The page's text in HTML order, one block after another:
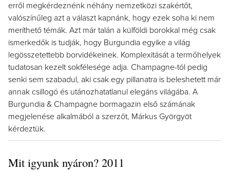
erről megkérdeznénk néhány nemzetközi szakértőt,
valószínűleg azt a választ kapnánk, hogy ezek soha ki nem
meríthető témák. Azt már talán a külföldi borokkal még csak
ismerkedők is tudják, hogy Burgundia egyike a világ
legösszetettebb borvidékeinek. Komplexitását a termőhelyek
tudatosan kezelt sokfélesége adja. Champagne-tól pedig
senki sem szabadul, aki csak egy pillanatra is beleshetett már
annak csillogó és utánozhatatlanul elegáns világába. A
Burgundia & Champagne bormagazin első számának
megjelenése alkalmából a szerzőt, Márkus Györgyöt
kérdeztük.
Mit igyunk nyáron? 2011